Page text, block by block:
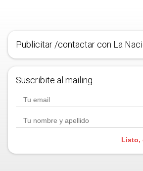
Publicitar /contactar con La
Suscribite al mailing.
Listo,